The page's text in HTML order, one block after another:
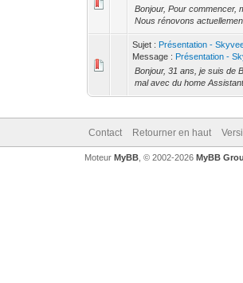
Bonjour, Pour commencer,
Nous rénovons
Sujet : Présentation -
Message : Présentation -
Bonjour, 31 ans, je suis de
mal avec du home
Contact Retourner en haut
Moteur MyBB, © 2002-2026 MyBB